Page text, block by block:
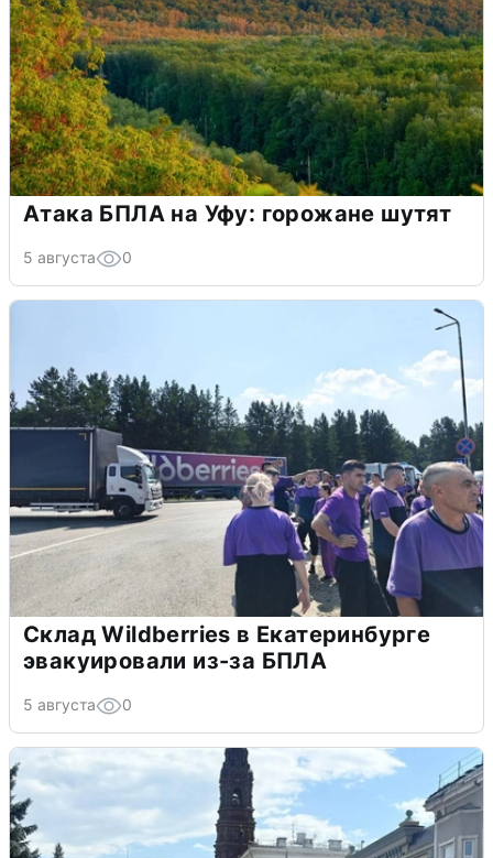
Атака БПЛА на Уфу: горожане шутят
5 августа 0
Склад Wildberries в Екатеринбурге
эвакуировали из-за БПЛА
5 августа 0